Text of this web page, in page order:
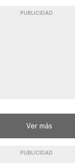
PUBLICIDAD
Ver más
PUBLICIDAD